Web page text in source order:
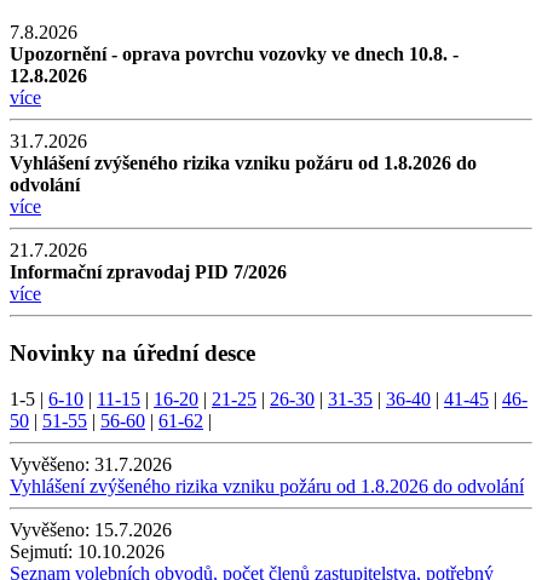
7.8.2026
Upozornění - oprava povrchu vozovky ve dnech 10.8. -
12.8.2026
více
31.7.2026
Vyhlášení zvýšeného rizika vzniku požáru od 1.8.2026 do
odvolání
více
21.7.2026
Informační zpravodaj PID 7/2026
více
Novinky na úřední desce
1-5 6-10 11-15 16-20 21-25 26-30 31-35 36-40 41-45
46-
50
51-55 56-60 61-62
Vyvěšeno: 31.7.2026
Vyhlášení zvýšeného rizika vzniku požáru od 1.8.2026 do odvolání
Vyvěšeno: 15.7.2026
Sejmutí: 10.10.2026
Seznam volebních obvodů, počet členů zastupitelstva, potřebný